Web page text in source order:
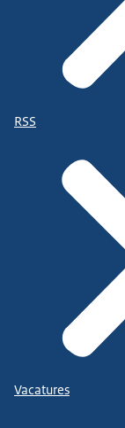
RSS
Vacatures